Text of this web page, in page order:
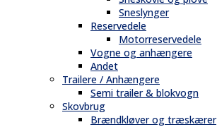
Sneslynger
Reservedele
Motorreservedele
Vogne og anhængere
Andet
Trailere / Anhængere
Semi trailer & blokvogn
Skovbrug
Brændkløver og træskærer